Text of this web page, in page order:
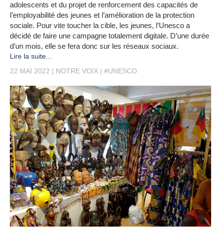
adolescents et du projet de renforcement des capacités de
l’employabilité des jeunes et l’amélioration de la protection
sociale. Pour vite toucher la cible, les jeunes, l’Unesco a
décidé de faire une campagne totalement digitale. D’une durée
d’un mois, elle se fera donc sur les réseaux sociaux.
Lire la suite...
22 MAI 2022
NOTRE VOIX #UNESCO